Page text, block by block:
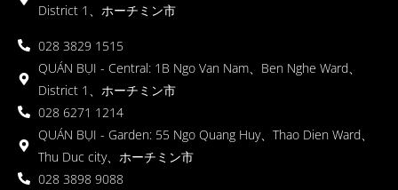
District 1、ホーチミン市
028 3829 1515
QUÁN BỤI - Central: 1B Ngo Van Nam、Ben Nghe Ward、
District 1、ホーチミン市
028 6271 1214
QUÁN BỤI - Garden: 55 Ngo Quang Huy、Thao Dien Ward、
Thu Duc city、ホーチミン市
028 3898 9088